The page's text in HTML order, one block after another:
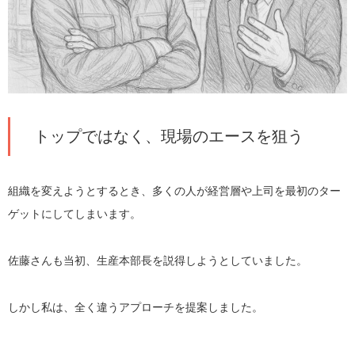
トップではなく、現場のエースを狙う
組織を変えようとするとき、多くの人が経営層や上司を最初のター
ゲットにしてしまいます。
佐藤さんも当初、生産本部長を説得しようとしていました。
しかし私は、全く違うアプローチを提案しました。